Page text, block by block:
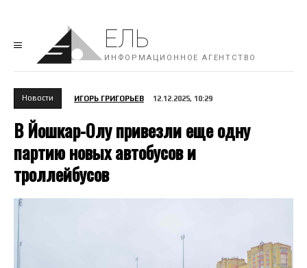
ЕЛЬ
ИНФОРМАЦИОННОЕ АГЕНТСТВО
Новости ИГОРЬ ГРИГОРЬЕВ 12.12.2025, 10:29
В Йошкар-Олу привезли еще одну
партию новых автобусов и
троллейбусов